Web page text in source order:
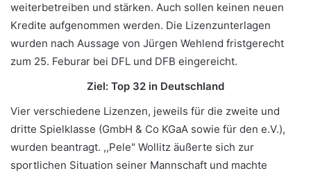
weiterbetreiben und stärken. Auch sollen keinen neuen
Kredite aufgenommen werden. Die Lizenzunterlagen
wurden nach Aussage von Jürgen Wehlend fristgerecht
zum 25. Feburar bei DFL und DFB eingereicht.
Ziel: Top 32 in Deutschland
Vier verschiedene Lizenzen, jeweils für die zweite und
dritte Spielklasse (GmbH & Co KGaA sowie für den e.V.),
wurden beantragt. ,,Pele" Wollitz äußerte sich zur
sportlichen Situation seiner Mannschaft und machte